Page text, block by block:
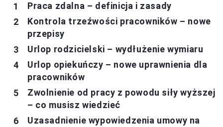
Praca zdalna – definicja i zasady
Kontrola trzeźwości pracowników – nowe
przepisy
Urlop rodzicielski – wydłużenie wymiaru
Urlop opiekuńczy – nowe uprawnienia dla
pracowników
Zwolnienie od pracy z powodu siły wyższej
– co musisz wiedzieć
Uzasadnienie wypowiedzenia umowy na